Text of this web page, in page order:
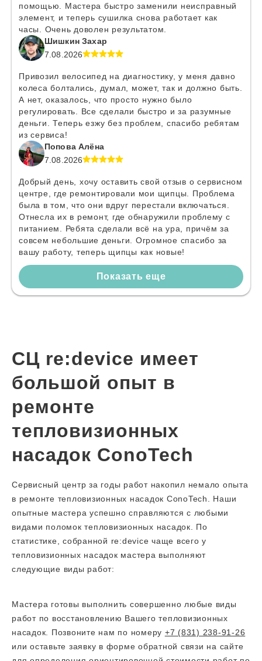
помощью. Мастера быстро заменили неисправный
элемент, и теперь сушилка снова работает как
часы. Очень доволен результатом.
Шишкин Захар
7.08.2026
Привозил велосипед на диагностику, у меня давно
колеса болтались, думал, может, так и должно быть.
А нет, оказалось, что просто нужно было
регулировать. Все сделали быстро и за разумные
деньги. Теперь езжу без проблем, спасибо ребятам
из сервиса!
Попова Алёна
7.08.2026
Добрый день, хочу оставить свой отзыв о сервисном
центре, где ремонтировали мои щипцы. Проблема
была в том, что они вдруг перестали включаться.
Отнесла их в ремонт, где обнаружили проблему с
питанием. Ребята сделали всё на ура, причём за
совсем небольшие деньги. Огромное спасибо за
вашу работу, теперь щипцы как новые!
Показать еще
СЦ re:device имеет
большой опыт в
ремонте
тепловизионных
насадок ConoTech
Сервисный центр за годы работ накопил немало опыта
в ремонте тепловизионных насадок ConoTech. Наши
опытные мастера успешно справляются с любыми
видами поломок тепловизионных насадок. По
статистике, собранной re:device чаще всего у
тепловизионных насадок мастера выполняют
следующие виды работ:
Мастера готовы выполнить совершенно любые виды
работ по восстановлению Вашего тепловизионных
насадок. Позвоните нам по номеру +7 (831) 238-91-26
или оставьте заявку в форме обратной связи на сайте